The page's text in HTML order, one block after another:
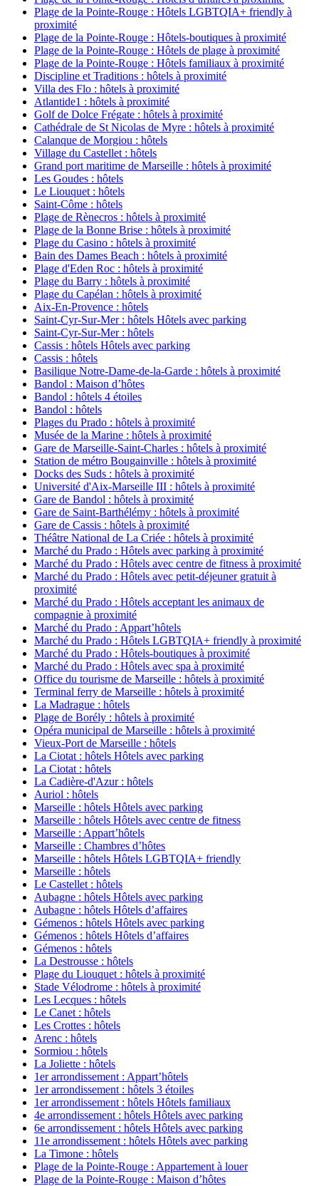
Plage de la Pointe-Rouge : Hôtels LGBTQIA+ friendly à
proximité
Plage de la Pointe-Rouge : Hôtels-boutiques à proximité
Plage de la Pointe-Rouge : Hôtels de plage à proximité
Plage de la Pointe-Rouge : Hôtels familiaux à proximité
Discipline et Traditions : hôtels à proximité
Villa des Flo : hôtels à proximité
Atlantide1 : hôtels à proximité
Golf de Dolce Frégate : hôtels à proximité
Cathédrale de St Nicolas de Myre : hôtels à proximité
Calanque de Morgiou : hôtels
Village du Castellet : hôtels
Grand port maritime de Marseille : hôtels à proximité
Les Goudes : hôtels
Le Liouquet : hôtels
Saint-Côme : hôtels
Plage de Rènecros : hôtels à proximité
Plage de la Bonne Brise : hôtels à proximité
Plage du Casino : hôtels à proximité
Bain des Dames Beach : hôtels à proximité
Plage d'Eden Roc : hôtels à proximité
Plage du Barry : hôtels à proximité
Plage du Capélan : hôtels à proximité
Aix-En-Provence : hôtels
Saint-Cyr-Sur-Mer : hôtels Hôtels avec parking
Saint-Cyr-Sur-Mer : hôtels
Cassis : hôtels Hôtels avec parking
Cassis : hôtels
Basilique Notre-Dame-de-la-Garde : hôtels à proximité
Bandol : Maison d’hôtes
Bandol : hôtels 4 étoiles
Bandol : hôtels
Plages du Prado : hôtels à proximité
Musée de la Marine : hôtels à proximité
Gare de Marseille-Saint-Charles : hôtels à proximité
Station de métro Bougainville : hôtels à proximité
Docks des Suds : hôtels à proximité
Université d'Aix-Marseille III : hôtels à proximité
Gare de Bandol : hôtels à proximité
Gare de Saint-Barthélémy : hôtels à proximité
Gare de Cassis : hôtels à proximité
Théâtre National de La Criée : hôtels à proximité
Marché du Prado : Hôtels avec parking à proximité
Marché du Prado : Hôtels avec centre de fitness à proximité
Marché du Prado : Hôtels avec petit-déjeuner gratuit à
proximité
Marché du Prado : Hôtels acceptant les animaux de
compagnie à proximité
Marché du Prado : Appart’hôtels
Marché du Prado : Hôtels LGBTQIA+ friendly à proximité
Marché du Prado : Hôtels-boutiques à proximité
Marché du Prado : Hôtels avec spa à proximité
Office du tourisme de Marseille : hôtels à proximité
Terminal ferry de Marseille : hôtels à proximité
La Madrague : hôtels
Plage de Borély : hôtels à proximité
Opéra municipal de Marseille : hôtels à proximité
Vieux-Port de Marseille : hôtels
La Ciotat : hôtels Hôtels avec parking
La Ciotat : hôtels
La Cadière-d'Azur : hôtels
Auriol : hôtels
Marseille : hôtels Hôtels avec parking
Marseille : hôtels Hôtels avec centre de fitness
Marseille : Appart’hôtels
Marseille : Chambres d’hôtes
Marseille : hôtels Hôtels LGBTQIA+ friendly
Marseille : hôtels
Le Castellet : hôtels
Aubagne : hôtels Hôtels avec parking
Aubagne : hôtels Hôtels d’affaires
Gémenos : hôtels Hôtels avec parking
Gémenos : hôtels Hôtels d’affaires
Gémenos : hôtels
La Destrousse : hôtels
Plage du Liouquet : hôtels à proximité
Stade Vélodrome : hôtels à proximité
Les Lecques : hôtels
Le Canet : hôtels
Les Crottes : hôtels
Arenc : hôtels
Sormiou : hôtels
La Joliette : hôtels
1er arrondissement : Appart’hôtels
1er arrondissement : hôtels 3 étoiles
1er arrondissement : hôtels Hôtels familiaux
4e arrondissement : hôtels Hôtels avec parking
6e arrondissement : hôtels Hôtels avec parking
11e arrondissement : hôtels Hôtels avec parking
La Timone : hôtels
Plage de la Pointe-Rouge : Appartement à louer
Plage de la Pointe-Rouge : Maison d’hôtes